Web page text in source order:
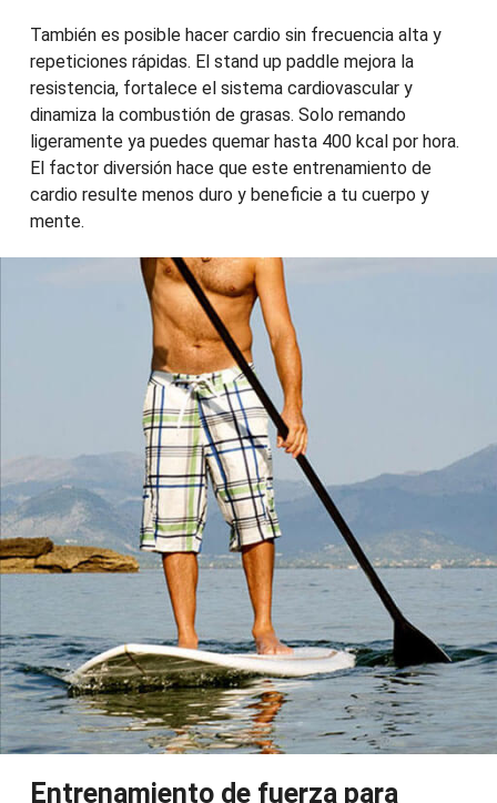
También es posible hacer cardio sin frecuencia alta y
repeticiones rápidas. El stand up paddle mejora la
resistencia, fortalece el sistema cardiovascular y
dinamiza la combustión de grasas. Solo remando
ligeramente ya puedes quemar hasta 400 kcal por hora.
El factor diversión hace que este entrenamiento de
cardio resulte menos duro y beneficie a tu cuerpo y
mente.
Entrenamiento de fuerza para